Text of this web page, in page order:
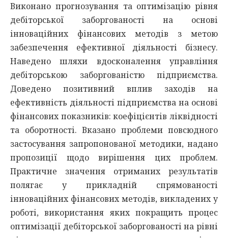
Виконано прогнозування та оптимізацію рівня
дебіторської заборгованості на основі
інноваційних фінансових методів з метою
забезпечення ефективної діяльності бізнесу.
Наведено шляхи вдосконалення управління
дебіторською заборгованістю підприємства.
Доведено позитивний вплив заходів на
ефективність діяльності підприємства на основі
фінансових показників: коефіцієнтів ліквідності
та оборотності. Вказано проблеми повсюдного
застосування запропонованої методики, надано
пропозиції щодо вирішення цих проблем.
Практичне значення отриманих результатів
полягає у прикладній спрямованості
інноваційних фінансових методів, викладених у
роботі, використання яких покращить процес
оптимізації дебіторської заборгованості на рівні